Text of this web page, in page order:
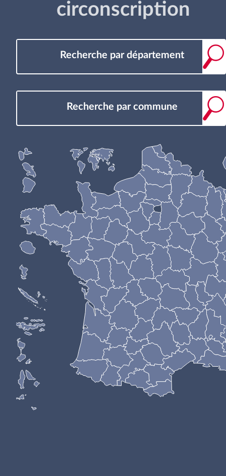
circonscription
Recherche par département
Recherche par commune